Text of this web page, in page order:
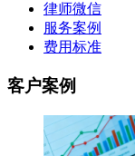
律师微信
服务案例
费用标准
客户案例